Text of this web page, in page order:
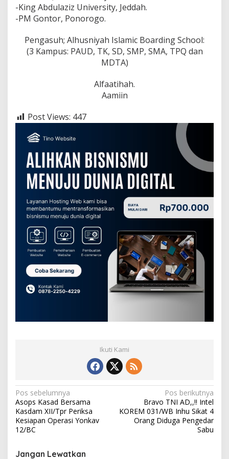
-King Abdulaziz University, Jeddah.
-PM Gontor, Ponorogo.
Pengasuh; Alhusniyah Islamic Boarding School:
(3 Kampus: PAUD, TK, SD, SMP, SMA, TPQ dan
MDTA)
Alfaatihah.
Aamiin
Post Views: 447
Ikuti Kami
N
a
v
i
g
Pos sebelumnya
Asops Kasad Bersama
Kasdam XII/Tpr Periksa
Kesiapan Operasi Yonkav
12/BC
Pos berikutnya
Bravo TNI AD,,!! Intel
KOREM 031/WB Inhu Sikat 4
Orang Diduga Pengedar
Sabu
Jangan Lewatkan